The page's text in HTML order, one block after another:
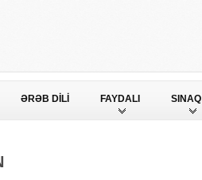
ƏRƏB DİLİ FAYDALI SINAQ